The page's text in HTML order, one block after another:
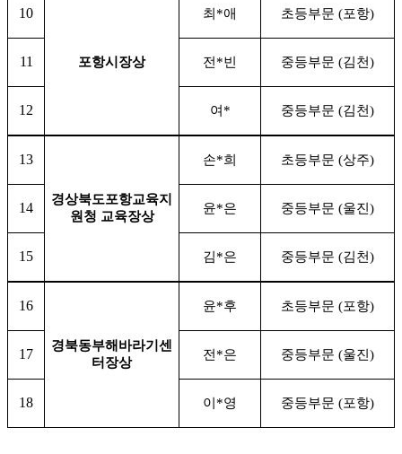
10
포항시장상
최 *애 초등부문 (포항)
11 전*빈 중등부문 (김천)
12 여 * 중등부문 (김천)
13
경상북도포항교육지
원청 교육장상
손*희 초등부문 (상주)
14 윤*은 중등부문 (울진)
15 김*은 중등부문 (김천)
16
경북동부해바라기센
터장상
윤*후 초등부문 (포항)
17 전*은 중등부문 (울진)
18 이 *영 중등부문 (포항)